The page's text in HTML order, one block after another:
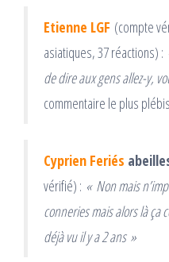
Etienne LGF (compte
asiatiques, 37 réactions) :
de dire aux gens allez-y,
commentaire le plus
Cyprien Feriés
vérifié) : « Non mais
conneries mais alors là ça
déjà vu il y a 2 ans »